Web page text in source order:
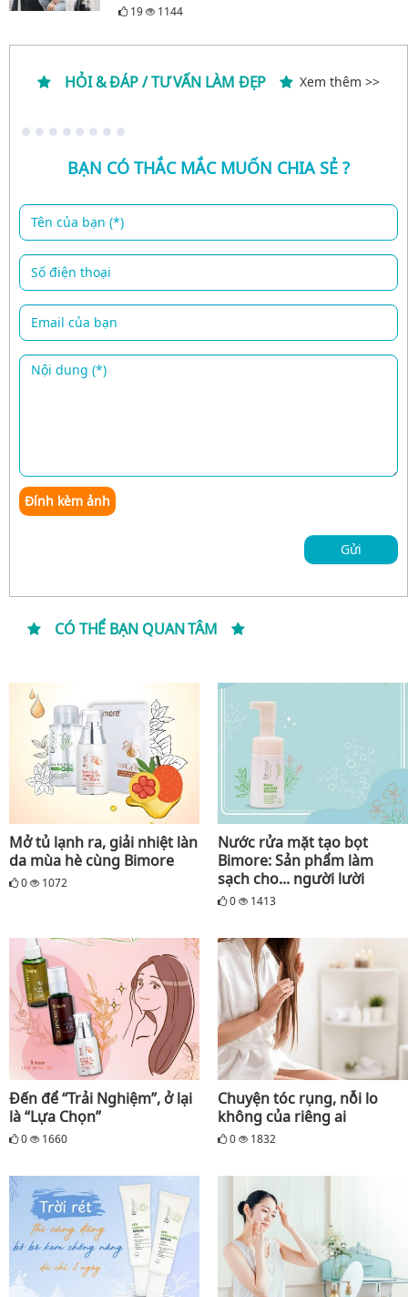
19 1144
HỎI & ĐÁP / TƯ VẤN LÀM ĐẸP Xem thêm >>
BẠN CÓ THẮC MẮC MUỐN CHIA SẺ ?
Đính kèm ảnh
Gửi
CÓ THỂ BẠN QUAN TÂM
Mở tủ lạnh ra, giải nhiệt làn
da mùa hè cùng Bimore
0 1072
Nước rửa mặt tạo bọt
Bimore: Sản phẩm làm
sạch cho... người lười
0 1413
Đến để “Trải Nghiệm”, ở lại
là “Lựa Chọn”
0 1660
Chuyện tóc rụng, nỗi lo
không của riêng ai
0 1832